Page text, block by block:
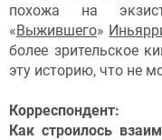
похожа на
«Выжившего»
более зрительское
эту историю, что не
Корреспондент:
Как строилось